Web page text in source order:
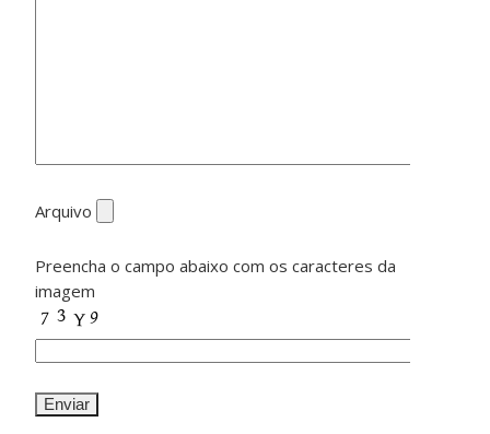
Arquivo
Preencha o campo abaixo com os caracteres da
imagem